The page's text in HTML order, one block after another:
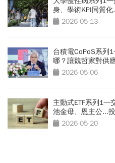
身、學術KPI同質
鱗傷2026-05-13
台積電CoPoS系列
哪？讓魏哲家對供
2026-05-06
主動式ETF系列1一
池金母、恩主公...
2026-05-20